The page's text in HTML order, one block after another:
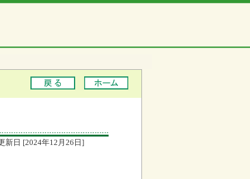
新日 [2024年12月26日]